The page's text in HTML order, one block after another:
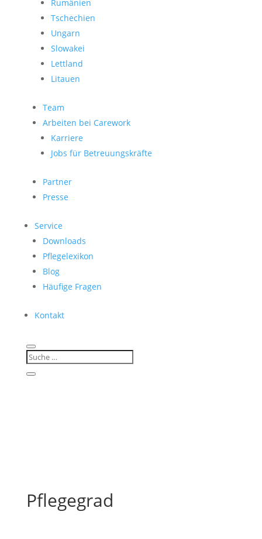
Rumänien
Tschechien
Ungarn
Slowakei
Lettland
Litauen
Team
Arbeiten bei Carework
Karriere
Jobs für Betreuungskräfte
Partner
Presse
Service
Downloads
Pflegelexikon
Blog
Häufige Fragen
Kontakt
Pflegegrad